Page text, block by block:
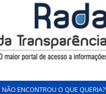
NÃO ENCONTROU O QUE QUERIA?